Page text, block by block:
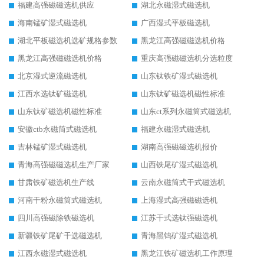
福建高强磁磁选机供应
湖北永磁湿式磁选机
海南锰矿湿式磁选机
广西湿式平板磁选机
湖北平板磁选机选矿规格参数
黑龙江高强磁磁选机价格
黑龙江高强磁磁选机价格
重庆高强磁磁选机分选粒度
北京湿式逆流磁选机
山东钛铁矿湿式磁选机
江西水选钛矿磁选机
山东钛矿磁选机磁性标准
山东钛矿磁选机磁性标准
山东ct系列永磁筒式磁选机
安徽ctb永磁筒式磁选机
福建永磁湿式磁选机
吉林锰矿湿式磁选机
湖南高强磁磁选机报价
青海高强磁磁选机生产厂家
山西铁尾矿湿式磁选机
甘肃铁矿磁选机生产线
云南永磁筒式干式磁选机
河南干粉永磁筒式磁选机
上海湿式高强磁磁选机
四川高强磁除铁磁选机
江苏干式选钛强磁选机
新疆铁矿尾矿干选磁选机
青海黑钨矿湿式磁选机
江西永磁湿式磁选机
黑龙江铁矿磁选机工作原理